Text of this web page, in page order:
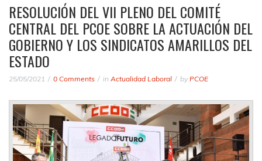
RESOLUCIÓN DEL VII PLENO DEL COMITÉ
CENTRAL DEL PCOE SOBRE LA ACTUACIÓN DEL
GOBIERNO Y LOS SINDICATOS AMARILLOS DEL
ESTADO
25/05/2021 0 Comments in Actualidad Laboral by PCOE